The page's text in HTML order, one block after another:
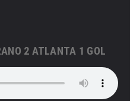
2 ATLANTA 1 GOL